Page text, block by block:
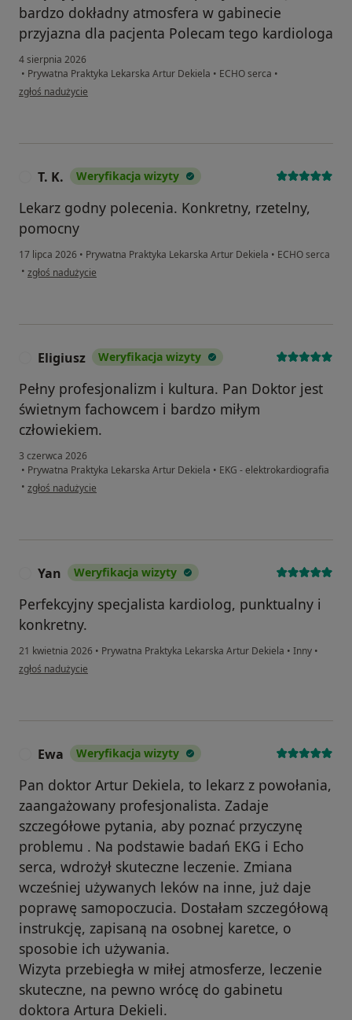
bardzo dokładny atmosfera w gabinecie
przyjazna dla pacjenta Polecam tego kardiologa
4 sierpnia 2026
• Prywatna Praktyka Lekarska Artur Dekiela • ECHO serca •
w opinii użytkownika Anna
zgłoś nadużycie
T. K. Weryfikacja wizyty
Lekarz godny polecenia. Konkretny, rzetelny,
pomocny
17 lipca 2026 • Prywatna Praktyka Lekarska Artur Dekiela • ECHO serca
• w opinii użytkownika T. K.
zgłoś nadużycie
Eligiusz Weryfikacja wizyty
Pełny profesjonalizm i kultura. Pan Doktor jest
świetnym fachowcem i bardzo miłym
człowiekiem.
3 czerwca 2026
• Prywatna Praktyka Lekarska Artur Dekiela • EKG - elektrokardiografia
• w opinii użytkownika Eligiusz
zgłoś nadużycie
Yan Weryfikacja wizyty
Perfekcyjny specjalista kardiolog, punktualny i
konkretny.
21 kwietnia 2026 • Prywatna Praktyka Lekarska Artur Dekiela • Inny •
w opinii użytkownika Yan
zgłoś nadużycie
Ewa Weryfikacja wizyty
Pan doktor Artur Dekiela, to lekarz z powołania,
zaangażowany profesjonalista. Zadaje
szczegółowe pytania, aby poznać przyczynę
problemu . Na podstawie badań EKG i Echo
serca, wdrożył skuteczne leczenie. Zmiana
wcześniej używanych leków na inne, już daje
poprawę samopoczucia. Dostałam szczegółową
instrukcję, zapisaną na osobnej karetce, o
sposobie ich używania.
Wizyta przebiegła w miłej atmosferze, leczenie
skuteczne, na pewno wrócę do gabinetu
doktora Artura Dekieli.